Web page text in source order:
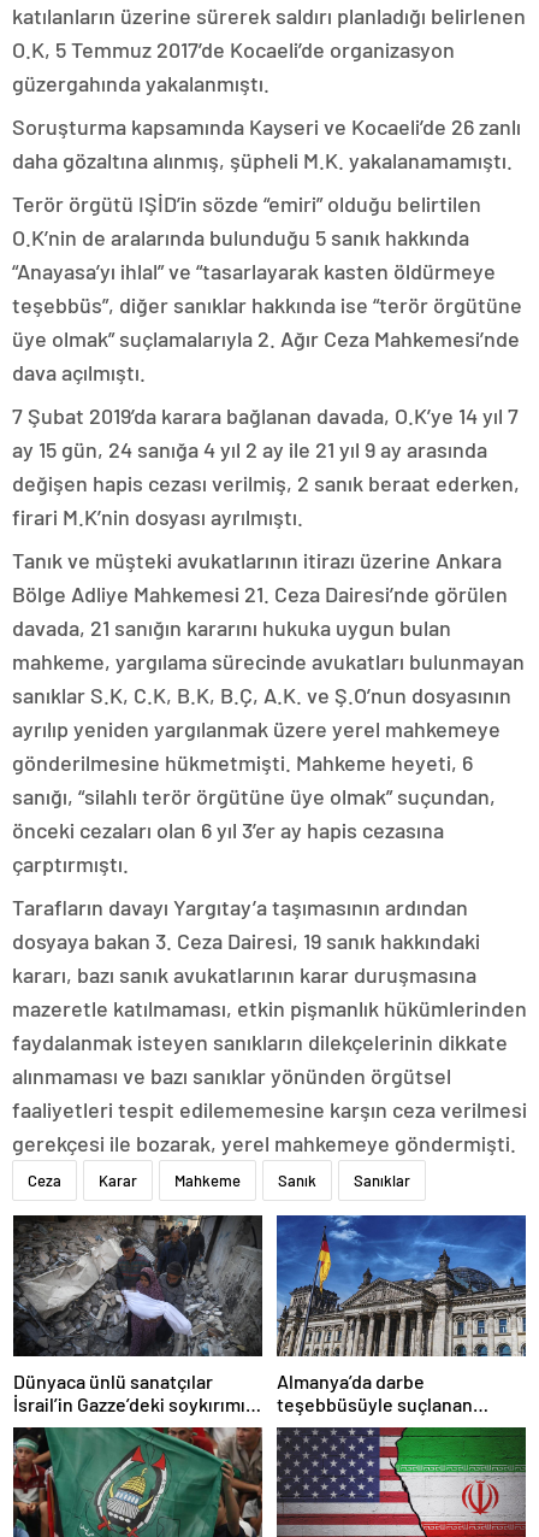
katılanların üzerine sürerek saldırı planladığı belirlenen
O.K, 5 Temmuz 2017’de Kocaeli’de organizasyon
güzergahında yakalanmıştı.
Soruşturma kapsamında Kayseri ve Kocaeli’de 26 zanlı
daha gözaltına alınmış, şüpheli M.K. yakalanamamıştı.
Terör örgütü IŞİD’in sözde “emiri” olduğu belirtilen
O.K’nin de aralarında bulunduğu 5 sanık hakkında
“Anayasa’yı ihlal” ve “tasarlayarak kasten öldürmeye
teşebbüs”, diğer sanıklar hakkında ise “terör örgütüne
üye olmak” suçlamalarıyla 2. Ağır Ceza Mahkemesi’nde
dava açılmıştı.
7 Şubat 2019’da karara bağlanan davada, O.K’ye 14 yıl 7
ay 15 gün, 24 sanığa 4 yıl 2 ay ile 21 yıl 9 ay arasında
değişen hapis cezası verilmiş, 2 sanık beraat ederken,
firari M.K’nin dosyası ayrılmıştı.
Tanık ve müşteki avukatlarının itirazı üzerine Ankara
Bölge Adliye Mahkemesi 21. Ceza Dairesi’nde görülen
davada, 21 sanığın kararını hukuka uygun bulan
mahkeme, yargılama sürecinde avukatları bulunmayan
sanıklar S.K, C.K, B.K, B.Ç, A.K. ve Ş.O’nun dosyasının
ayrılıp yeniden yargılanmak üzere yerel mahkemeye
gönderilmesine hükmetmişti. Mahkeme heyeti, 6
sanığı, “silahlı terör örgütüne üye olmak” suçundan,
önceki cezaları olan 6 yıl 3’er ay hapis cezasına
çarptırmıştı.
Tarafların davayı Yargıtay’a taşımasının ardından
dosyaya bakan 3. Ceza Dairesi, 19 sanık hakkındaki
kararı, bazı sanık avukatlarının karar duruşmasına
mazeretle katılmaması, etkin pişmanlık hükümlerinden
faydalanmak isteyen sanıkların dilekçelerinin dikkate
alınmaması ve bazı sanıklar yönünden örgütsel
faaliyetleri tespit edilememesine karşın ceza verilmesi
gerekçesi ile bozarak, yerel mahkemeye göndermişti.
Ceza Karar Mahkeme Sanık Sanıklar
Dünyaca ünlü sanatçılar
İsrail’in Gazze’deki soykırımını
kınadı
Almanya’da darbe
teşebbüsüyle suçlanan
örgüte ait dernek yasaklandı